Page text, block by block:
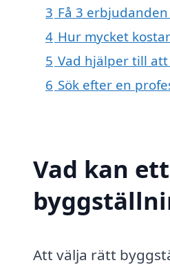
3 Få 3
4 Hur mycket
5 Vad hjälper till
6 Sök efter en
Vad kan
Att välja rätt